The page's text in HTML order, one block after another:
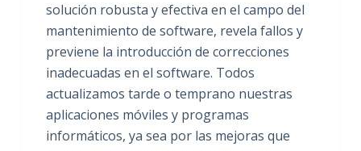
solución robusta y efectiva en el campo del
mantenimiento de software, revela fallos y
previene la introducción de correcciones
inadecuadas en el software. Todos
actualizamos tarde o temprano nuestras
aplicaciones móviles y programas
informáticos, ya sea por las mejoras que